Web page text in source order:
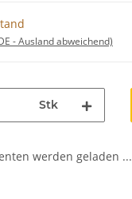
- Ausland abweichend)
Stk
werden geladen ...